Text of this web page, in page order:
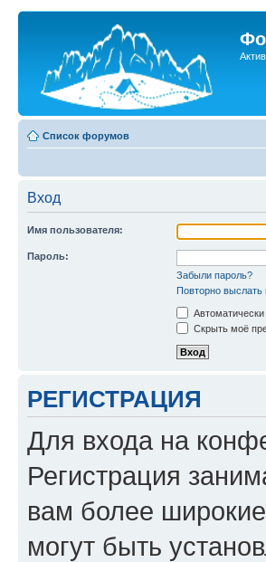
Список форумов
Вход
Имя пользователя:
Пароль:
Забыли пароль?
Повторно выслать
Скрыть моё
РЕГИСТРАЦИЯ
Для входа на
Регистрация
вам более
могут быть